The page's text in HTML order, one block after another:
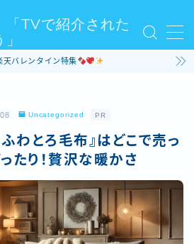
TVで紹介された
・免責事項
法に基づく表記
ージ
天バレンタイン特集
Uncategorized PR
ふわとろ毛布』はどこで売っ
たり！贅沢な暖かさ